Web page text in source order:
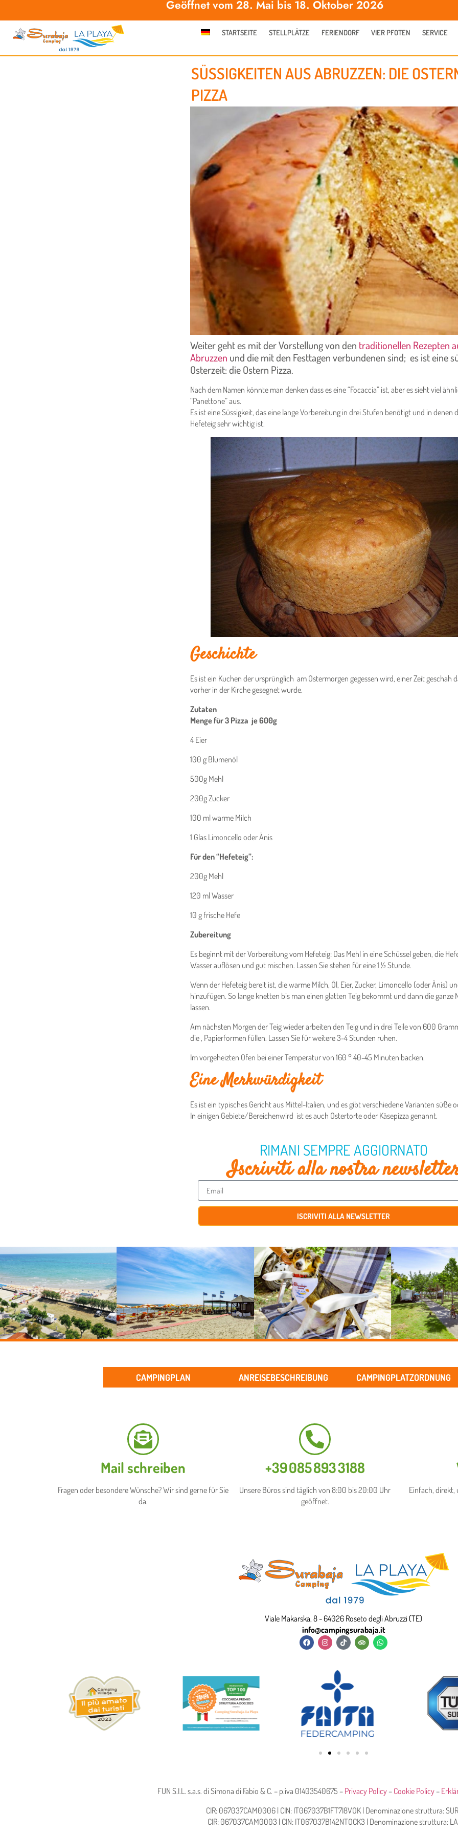
Geöffnet vom 28. Mai bis 18. Oktober 2026
STARTSEITE STELLPLÄTZE FERIENDORF VIER PFOTEN SERVICE
SÜSSIGKEITEN AUS ABRUZZEN: DIE
PIZZA
Weiter geht es mit der Vorstellung von den traditionellen Rezepten
Abruzzen und die mit den Festtagen verbundenen sind; es ist eine
Osterzeit: die Ostern Pizza.
Nach dem Namen könnte man denken dass es eine “Focaccia” ist, aber es sieht viel
“Panettone” aus.
Es ist eine Süssigkeit, das eine lange Vorbereitung in drei Stufen benötigt und in denen
Hefeteig sehr wichtig ist.
Geschichte
Es ist ein Kuchen der ursprünglich am Ostermorgen gegessen wird, einer Zeit geschah
vorher in der Kirche gesegnet wurde.
Zutaten
Menge für 3 Pizza je 600g
4 Eier
100 g Blumenöl
500g Mehl
200g Zucker
100 ml warme Milch
1 Glas Limoncello oder Änis
Für den “Hefeteig”:
200g Mehl
120 ml Wasser
10 g frische Hefe
Zubereitung
Es beginnt mit der Vorbereitung vom Hefeteig: Das Mehl in eine Schüssel geben, die
Wasser auflösen und gut mischen. Lassen Sie stehen für eine 1 ½ Stunde.
Wenn der Hefeteig bereit ist, die warme Milch, Öl, Eier, Zucker, Limoncello (oder Änis)
hinzufügen. So lange knetten bis man einen glatten Teig bekommt und dann die ganze
lassen.
Am nächsten Morgen der Teig wieder arbeiten den Teig und in drei Teile von 600
die , Papierformen füllen. Lassen Sie für weitere 3-4 Stunden ruhen.
Im vorgeheizten Ofen bei einer Temperatur von 160 ° 40-45 Minuten backen.
Eine Merkwürdigkeit
Es ist ein typisches Gericht aus Mittel-Italien, und es gibt verschiedene Varianten süße
In einigen Gebiete/Bereichenwird ist es auch Ostertorte oder Käsepizza genannt.
RIMANI SEMPRE AGGIORNATO
Iscriviti alla nostra
ISCRIVITI ALLA NEWSLETTER
CAMPINGPLAN ANREISEBESCHREIBUNG CAMPINGPLATZORDNUNG
Mail schreiben
Fragen oder besondere Wünsche? Wir sind gerne für Sie
da.
+39 085 893 3188​
Unsere Büros sind täglich von 8:00 bis 20:00 Uhr
geöffnet.
Einfach,
Viale Makarska, 8 - 64026 Roseto degli Abruzzi (TE)
info@campingsurabaja.it
FUN S.I.L. s.a.s. di Simona di Fabio & C. – p.iva 01403540675 – Privacy Policy– Cookie Policy–
CIR: 067037CAM0006 | CIN: IT067037B1FT7I8VOK | Denominazione struttura:
CIR: 067037CAM0003 | CIN: IT067037B142NTOCK3 | Denominazione struttura: